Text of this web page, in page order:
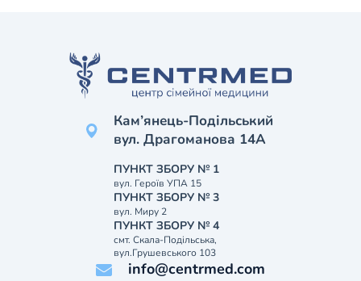
Кам’янець-Подільський
вул. Драгоманова 14А
ПУНКТ ЗБОРУ № 1
вул. Героїв УПА 15
ПУНКТ ЗБОРУ № 3
вул. Миру 2
ПУНКТ ЗБОРУ № 4
смт. Скала-Подільська,
вул.Грушевського 103
info@centrmed.com